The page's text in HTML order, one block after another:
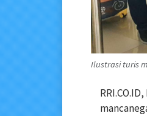
Ilustrasi turis